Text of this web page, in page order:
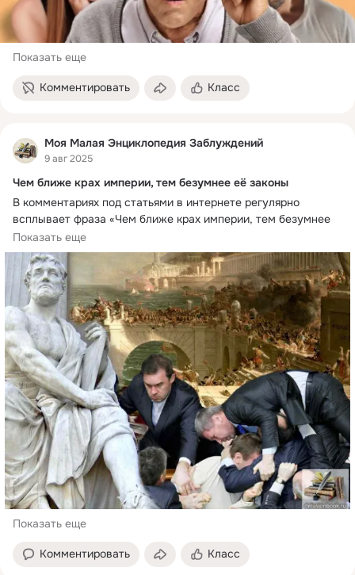
Показать еще
Комментировать Класс
Моя Малая Энциклопедия Заблуждений
9 авг 2025
Чем ближе крах империи, тем безумнее её законы
В комментариях под статьями в интернете регулярно
всплывает фраза «Чем ближе крах империи, тем безумнее
её законы». Практически всегда её автором называют
древнеримского оратора Цицерона. Но это не так, да и сама
цитата звучала несколько иначе.
Показать еще
Показать еще
Комментировать Класс